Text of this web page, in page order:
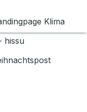
Klima
hissu